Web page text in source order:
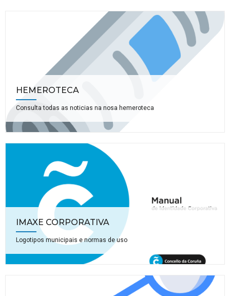
HEMEROTECA
Consulta todas as noticias na nosa hemeroteca
IMAXE CORPORATIVA
Logotipos municipais e normas de uso